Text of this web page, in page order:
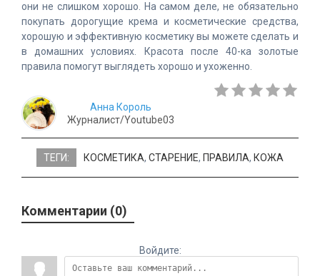
они не слишком хорошо. На самом деле, не обязательно
покупать дорогущие крема и косметические средства,
хорошую и эффективную косметику вы можете сделать и
в домашних условиях. Красота после 40-ка золотые
правила помогут выглядеть хорошо и ухоженно.
Анна Король
Журналист/Youtube03
ТЕГИ: КОСМЕТИКА, СТАРЕНИЕ, ПРАВИЛА, КОЖА
Комментарии (0)
Войдите: